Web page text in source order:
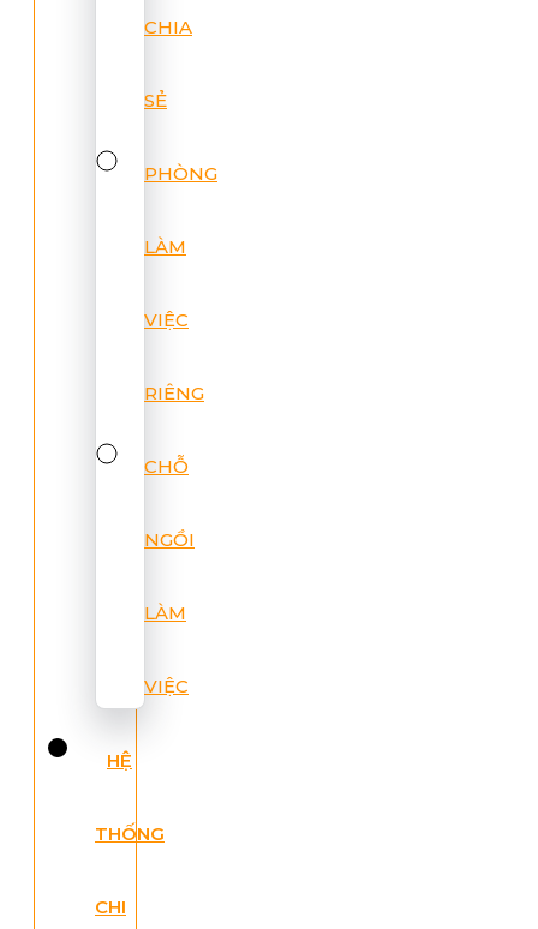
CHIA
SẺ
PHÒNG
LÀM
VIỆC
RIÊNG
CHỖ
NGỒI
LÀM
VIỆC
HỆ
THỐNG
CHI